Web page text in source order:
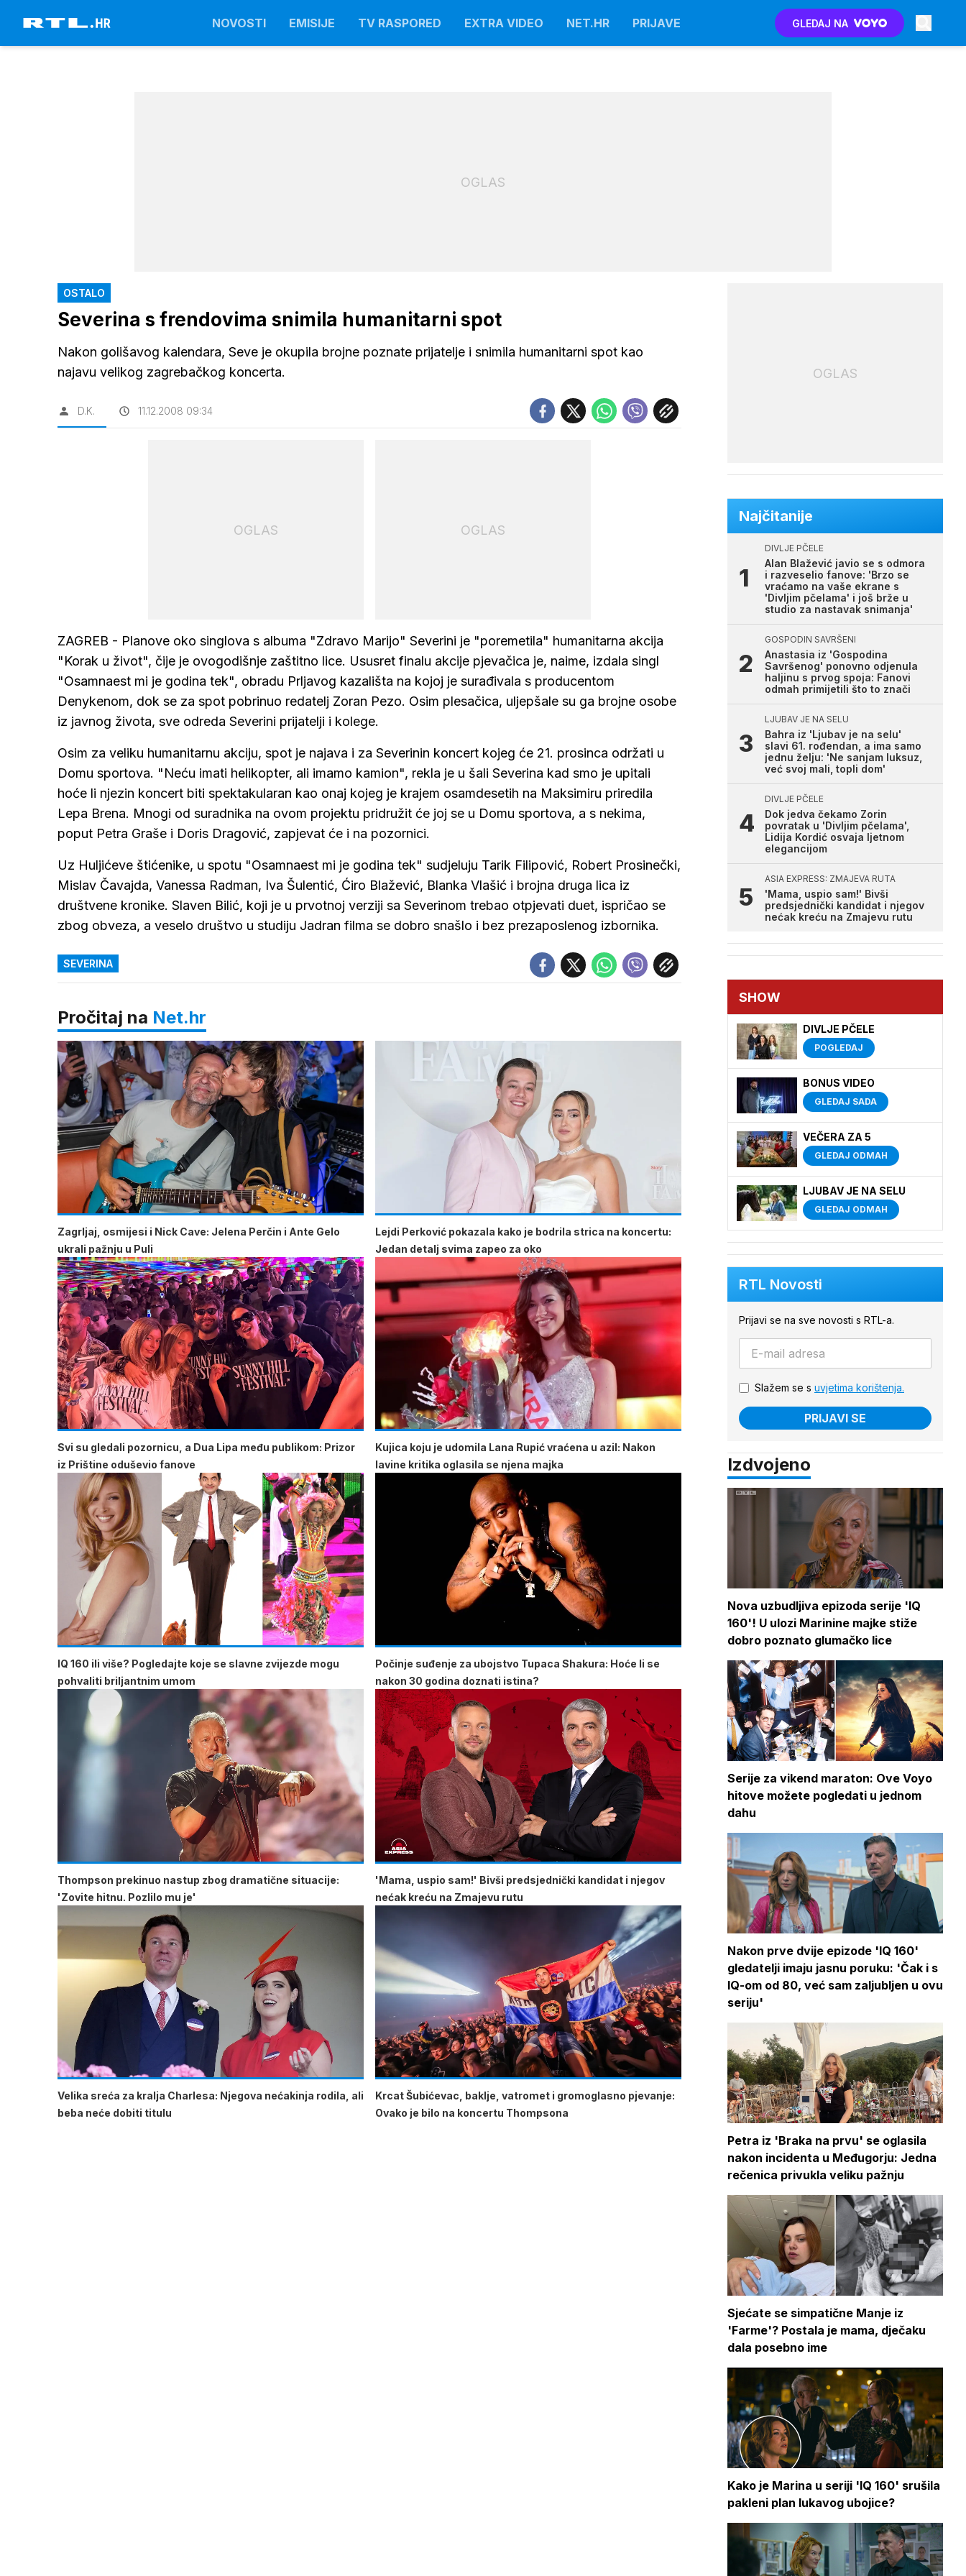
NOVOSTI EMISIJE TV RASPORED EXTRA VIDEO NET.HR PRIJAVE GLEDAJ NA
OGLAS
OSTALO
Severina s frendovima snimila humanitarni spot
Nakon golišavog kalendara, Seve je okupila brojne poznate prijatelje i snimila humanitarni spot kao
najavu velikog zagrebačkog koncerta.
D.K. 11.12.2008 09:34
OGLAS OGLAS
ZAGREB - Planove oko singlova s albuma "Zdravo Marijo" Severini je "poremetila" humanitarna akcija
"Korak u život", čije je ovogodišnje zaštitno lice. Ususret finalu akcije pjevačica je, naime, izdala singl
"Osamnaest mi je godina tek", obradu Prljavog kazališta na kojoj je surađivala s producentom
Denykenom, dok se za spot pobrinuo redatelj Zoran Pezo. Osim plesačica, uljepšale su ga brojne osobe
iz javnog života, sve odreda Severini prijatelji i kolege.
Osim za veliku humanitarnu akciju, spot je najava i za Severinin koncert kojeg će 21. prosinca održati u
Domu sportova. "Neću imati helikopter, ali imamo kamion", rekla je u šali Severina kad smo je upitali
hoće li njezin koncert biti spektakularan kao onaj kojeg je krajem osamdesetih na Maksimiru priredila
Lepa Brena. Mnogi od suradnika na ovom projektu pridružit će joj se u Domu sportova, a s nekima,
poput Petra Graše i Doris Dragović, zapjevat će i na pozornici.
Uz Huljićeve štićenike, u spotu "Osamnaest mi je godina tek" sudjeluju Tarik Filipović, Robert Prosinečki,
Mislav Čavajda, Vanessa Radman, Iva Šulentić, Ćiro Blažević, Blanka Vlašić i brojna druga lica iz
društvene kronike. Slaven Bilić, koji je u prvotnoj verziji sa Severinom trebao otpjevati duet, ispričao se
zbog obveza, a veselo društvo u studiju Jadran filma se dobro snašlo i bez prezaposlenog izbornika.
SEVERINA
Pročitaj na Net.hr
Zagrljaj, osmijesi i Nick Cave: Jelena Perčin i Ante Gelo
ukrali pažnju u Puli
Lejdi Perković pokazala kako je bodrila strica na koncertu:
Jedan detalj svima zapeo za oko
Svi su gledali pozornicu, a Dua Lipa među publikom: Prizor
iz Prištine oduševio fanove
Kujica koju je udomila Lana Rupić vraćena u azil: Nakon
lavine kritika oglasila se njena majka
IQ 160 ili više? Pogledajte koje se slavne zvijezde mogu
pohvaliti briljantnim umom
Počinje suđenje za ubojstvo Tupaca Shakura: Hoće li se
nakon 30 godina doznati istina?
Thompson prekinuo nastup zbog dramatične situacije:
'Zovite hitnu. Pozlilo mu je'
'Mama, uspio sam!' Bivši predsjednički kandidat i njegov
nećak kreću na Zmajevu rutu
Velika sreća za kralja Charlesa: Njegova nećakinja rodila, ali
beba neće dobiti titulu
Krcat Šubićevac, baklje, vatromet i gromoglasno pjevanje:
Ovako je bilo na koncertu Thompsona
OGLAS
Najčitanije
DIVLJE PČELE
Alan Blažević javio se s odmora
i razveselio fanove: 'Brzo se
vraćamo na vaše ekrane s
'Divljim pčelama' i još brže u
studio za nastavak snimanja'
GOSPODIN SAVRŠENI
Anastasia iz 'Gospodina
Savršenog' ponovno odjenula
haljinu s prvog spoja: Fanovi
odmah primijetili što to znači
LJUBAV JE NA SELU
Bahra iz 'Ljubav je na selu'
slavi 61. rođendan, a ima samo
jednu želju: 'Ne sanjam luksuz,
već svoj mali, topli dom'
DIVLJE PČELE
Dok jedva čekamo Zorin
povratak u 'Divljim pčelama',
Lidija Kordić osvaja ljetnom
elegancijom
ASIA EXPRESS: ZMAJEVA RUTA
'Mama, uspio sam!' Bivši
predsjednički kandidat i njegov
nećak kreću na Zmajevu rutu
SHOW
DIVLJE PČELE
POGLEDAJ
BONUS VIDEO
GLEDAJ SADA
VEČERA ZA 5
GLEDAJ ODMAH
LJUBAV JE NA SELU
GLEDAJ ODMAH
RTL Novosti
Prijavi se na sve novosti s RTL-a.
Slažem se s uvjetima korištenja.
PRIJAVI SE
Izdvojeno
Nova uzbudljiva epizoda serije 'IQ
160'! U ulozi Marinine majke stiže
dobro poznato glumačko lice
Serije za vikend maraton: Ove Voyo
hitove možete pogledati u jednom
dahu
Nakon prve dvije epizode 'IQ 160'
gledatelji imaju jasnu poruku: 'Čak i s
IQ-om od 80, već sam zaljubljen u ovu
seriju'
Petra iz 'Braka na prvu' se oglasila
nakon incidenta u Međugorju: Jedna
rečenica privukla veliku pažnju
Sjećate se simpatične Manje iz
'Farme'? Postala je mama, dječaku
dala posebno ime
Kako je Marina u seriji 'IQ 160' srušila
pakleni plan lukavog ubojice?